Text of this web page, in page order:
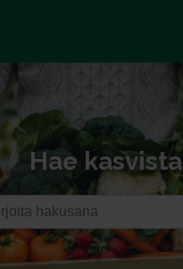
Hae kasvista